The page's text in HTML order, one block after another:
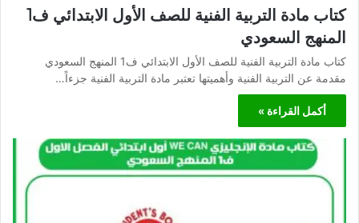
كتاب مادة التربية الفنية للصف الأول الابتدائي ف1
المنهج السعودي
كتاب مادة التربية الفنية للصف الأول الابتدائي ف1 المنهج السعودي
مقدمة عن التربية الفنية وأهميتها تعتبر مادة التربية الفنية جزءاً…
أكمل القراءة »